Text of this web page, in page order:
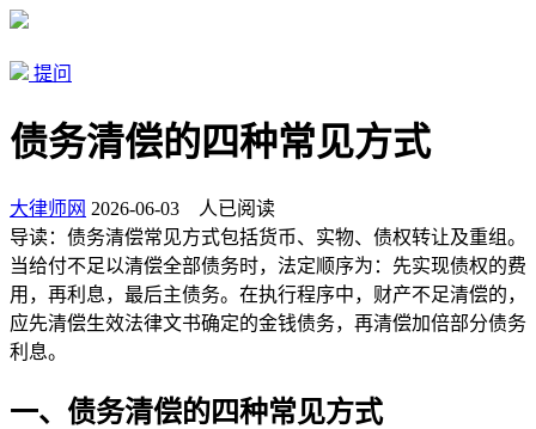
提问
债务清偿的四种常见方式
大律师网 2026-06-03
人已阅读
导读： 债务清偿常见方式包括货币、实物、债权转让及重组。
当给付不足以清偿全部债务时，法定顺序为：先实现债权的费
用，再利息，最后主债务。在执行程序中，财产不足清偿的，
应先清偿生效法律文书确定的金钱债务，再清偿加倍部分债务
利息。
一、债务清偿的四种常见方式